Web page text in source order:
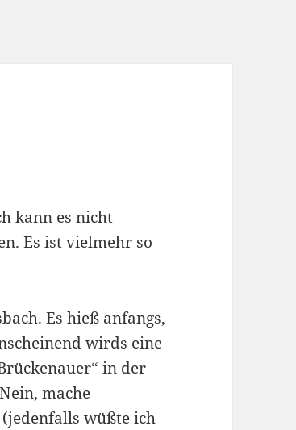
kann es nicht
Es ist vielmehr so
Es hieß anfangs,
wirds eine
in der
mache
wüßte ich